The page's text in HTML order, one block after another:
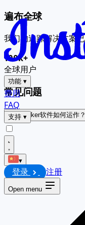
功能 ▾
费用
FAQ
支持 ▾
▾
登录 注册
Open menu
遍布全球
我们的追踪解决方案
100k+
全球用户
常见问题
InstHacker软件如何运作？